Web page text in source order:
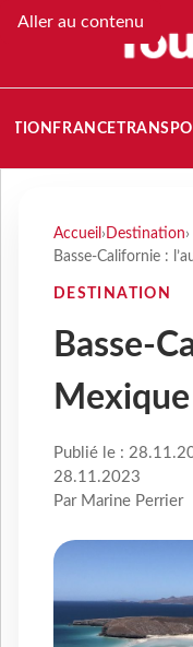
Aller au contenu
FRANCE
Accueil › Destination›
Basse-Californie :
DESTINATION
Basse-
Publié le :
28.11.2023
Par Marine Perrier